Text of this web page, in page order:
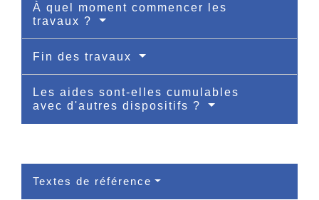
À quel moment commencer les
travaux ?
Fin des travaux
Les aides sont-elles cumulables
avec d'autres dispositifs ?
Textes de référence